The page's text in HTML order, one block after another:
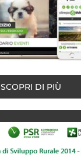
SCOPRI DI PIÙ